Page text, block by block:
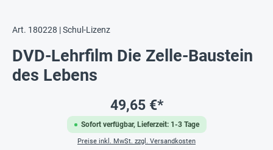
Art. 180228 | Schul-Lizenz
DVD-Lehrfilm Die Zelle-Baustein
des Lebens
Sofort verfügbar, Lieferzeit: 1-3 Tage
49,65 €*
Preise inkl. MwSt. zzgl. Versandkosten